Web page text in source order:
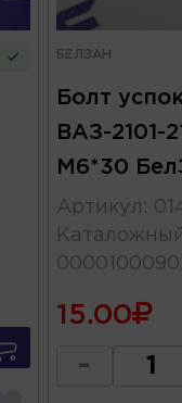
БЕЛЗАН
Болт
ВАЗ-2101-
М6*30
Артикул :
15.00
-